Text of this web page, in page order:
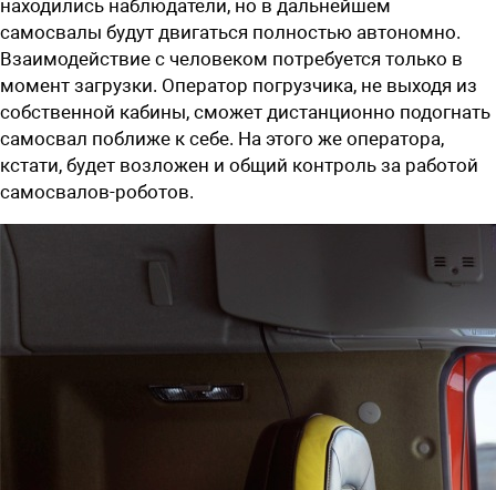
находились наблюдатели, но в дальнейшем
самосвалы будут двигаться полностью автономно.
Взаимодействие с человеком потребуется только в
момент загрузки. Оператор погрузчика, не выходя из
собственной кабины, сможет дистанционно подогнать
самосвал поближе к себе. На этого же оператора,
кстати, будет возложен и общий контроль за работой
самосвалов-роботов.